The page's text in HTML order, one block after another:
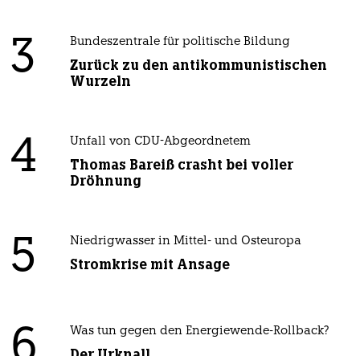
3 Bundeszentrale für politische Bildung
Zurück zu den antikommunistischen
Wurzeln
4 Unfall von CDU-Abgeordnetem
Thomas Bareiß crasht bei voller
Dröhnung
5 Niedrigwasser in Mittel- und Osteuropa
Stromkrise mit Ansage
Was tun gegen den Energiewende-Rollback?